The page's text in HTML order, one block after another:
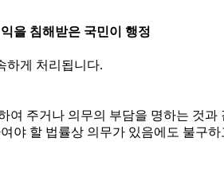
을 침해받은 국민이 행정
하게 처리됩니다.
주거나 의무의 부담을 명하는 것
야 할 법률상 의무가 있음에도 불구